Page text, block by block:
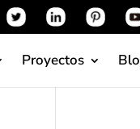
Proyectos